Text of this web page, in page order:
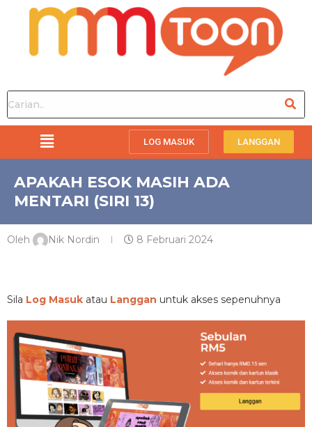
LOG MASUK LANGGAN
APAKAH ESOK MASIH ADA
MENTARI (SIRI 13)
Oleh Nik Nordin 8 Februari 2024
Sila Log Masuk atau Langgan untuk akses sepenuhnya